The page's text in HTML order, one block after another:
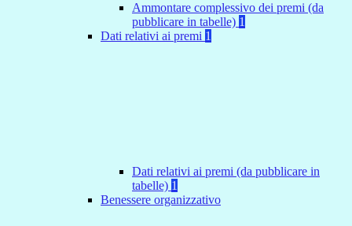
Ammontare complessivo dei premi (da
pubblicare in tabelle) 1
Dati relativi ai premi 1
Dati relativi ai premi (da pubblicare in
tabelle) 1
Benessere organizzativo